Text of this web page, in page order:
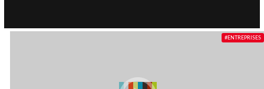
#ENTREPRISES